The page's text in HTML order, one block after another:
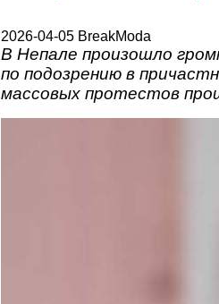
2026-04-05 BreakModa
В Непале произошло
по подозрению в
массовых протестов